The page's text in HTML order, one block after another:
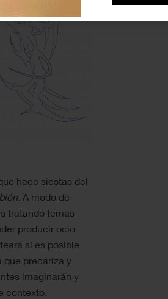
hace siestas del
. A modo de
tratando temas
producir ocio
si es posible
que precariza y
imaginarán y
contexto.